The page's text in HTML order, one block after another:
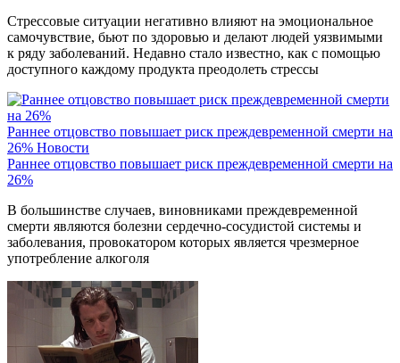
Стрессовые ситуации негативно влияют на эмоциональное
самочувствие, бьют по здоровью и делают людей уязвимыми
к ряду заболеваний. Недавно стало известно, как с помощью
доступного каждому продукта преодолеть стрессы
Раннее отцовство повышает риск преждевременной смерти на
26% Новости
Раннее отцовство повышает риск преждевременной смерти на
26%
В большинстве случаев, виновниками преждевременной
смерти являются болезни сердечно-сосудистой системы и
заболевания, провокатором которых является чрезмерное
употребление алкоголя